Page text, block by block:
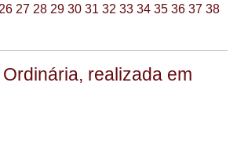
26 27 28 29 30 31 32 33 34 35 36 37 38
realizada em